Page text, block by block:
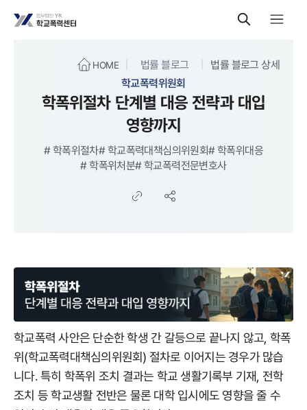
HOME 법률 블로그
법률 블로그 상세
학교폭력위원회
학폭위절차 단계별 대응 전략과 대입
영향까지
#학폭위절차#학교폭력대책심의위원회#학폭위대응
#학폭위처분#학교폭력전문변호사
학교폭력 사안은 단순한 학생 간 갈등으로 끝나지 않고, 학폭
위(학교폭력대책심의위원회) 절차로 이어지는 경우가 많습
니다. 특히 학폭위 조치 결과는 학교 생활기록부 기재, 전학
조치 등 학교생활 전반은 물론 대학 입시에도 영향을 줄 수